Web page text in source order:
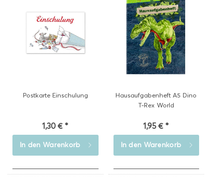
Postkarte Einschulung
1,30 € *
In den Warenkorb
Hausaufgabenheft A5 Dino
T-Rex World
1,95 € *
In den Warenkorb